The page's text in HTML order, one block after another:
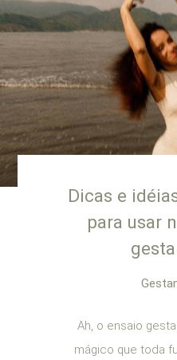
Dicas e
para usar
Ah, o ensaio
mágico que toda